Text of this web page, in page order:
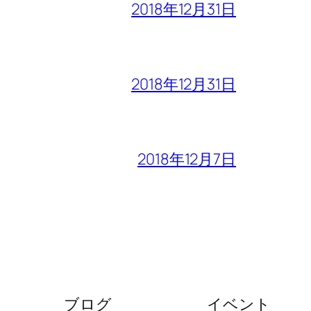
2018年12月31日
2018年12月31日
2018年12月7日
ブログ イベント